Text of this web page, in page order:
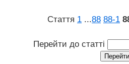
Стаття 1 ...88 88‑1
Перейти до статті